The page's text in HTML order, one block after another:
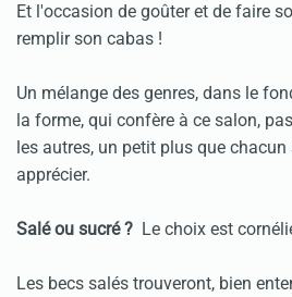
Et l'occasion de goûter et de faire
remplir son cabas !
Un mélange des genres, dans le
la forme, qui confère à ce salon,
les autres, un petit plus que chacun
apprécier.
Salé ou sucré ? Le choix est
Les becs salés trouveront, bien